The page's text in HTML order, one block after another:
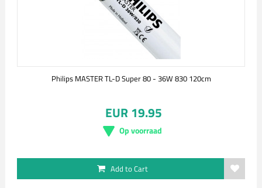
Philips MASTER TL-D Super 80 - 36W 830 120cm
EUR 19.95
Op voorraad
Add to Cart